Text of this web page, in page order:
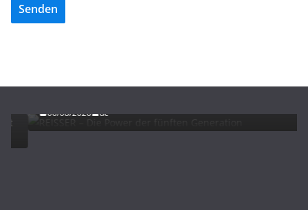
Senden
REISSER – Die Power der fünften Generation
06/08/2026 dc